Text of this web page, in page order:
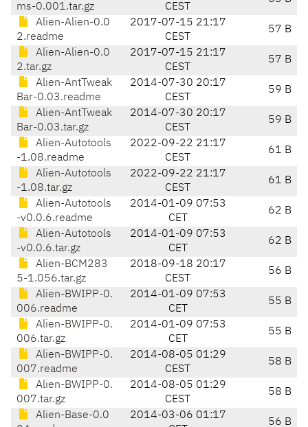
ms-0.001.tar.gz CEST
Alien-Alien-0.0
2.readme
2017-07-15 21:17
CEST
57 B
Alien-Alien-0.0
2.tar.gz
2017-07-15 21:17
CEST
57 B
Alien-AntTweak
Bar-0.03.readme
2014-07-30 20:17
CEST
59 B
Alien-AntTweak
Bar-0.03.tar.gz
2014-07-30 20:17
CEST
59 B
Alien-Autotools
-1.08.readme
2022-09-22 21:17
CEST
61 B
Alien-Autotools
-1.08.tar.gz
2022-09-22 21:17
CEST
61 B
Alien-Autotools
-v0.0.6.readme
2014-01-09 07:53
CET
62 B
Alien-Autotools
-v0.0.6.tar.gz
2014-01-09 07:53
CET
62 B
Alien-BCM283
5-1.056.tar.gz
2018-09-18 20:17
CEST
56 B
Alien-BWIPP-0.
006.readme
2014-01-09 07:53
CET
55 B
Alien-BWIPP-0.
006.tar.gz
2014-01-09 07:53
CET
55 B
Alien-BWIPP-0.
007.readme
2014-08-05 01:29
CEST
58 B
Alien-BWIPP-0.
007.tar.gz
2014-08-05 01:29
CEST
58 B
Alien-Base-0.0
2014-03-06 01:17
56 B